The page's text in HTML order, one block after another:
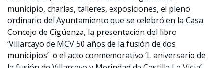
municipio, charlas, talleres, exposiciones, el pleno
ordinario del Ayuntamiento que se celebró en la Casa
Concejo de Cigüenza, la presentación del libro
‘Villarcayo de MCV 50 años de la fusión de dos
municipios’ o el acto conmemorativo ‘L aniversario de